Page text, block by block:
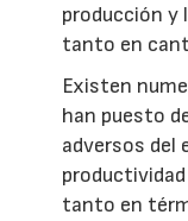
producción y
tanto en
Existen
han puesto
adversos del
tanto en